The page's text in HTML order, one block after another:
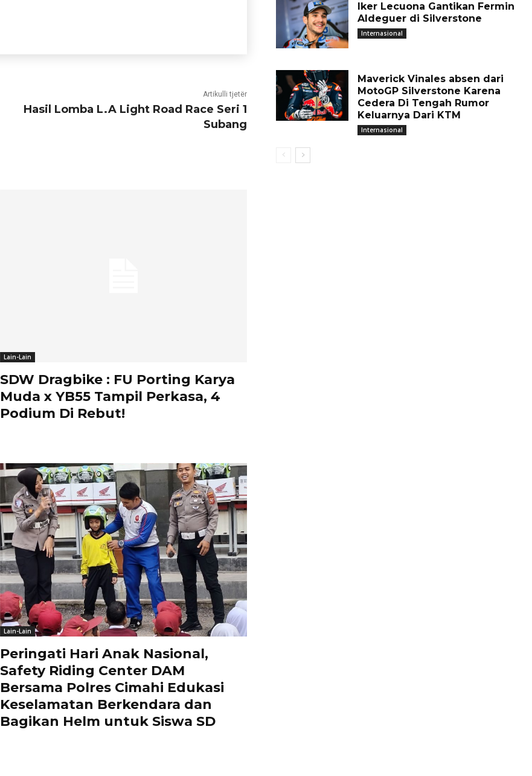
Artikulli tjetër
Hasil Lomba L.A Light Road Race Seri 1
Subang
Lain-Lain
SDW Dragbike : FU Porting Karya
Muda x YB55 Tampil Perkasa, 4
Podium Di Rebut!
Lain-Lain
Peringati Hari Anak Nasional,
Safety Riding Center DAM
Bersama Polres Cimahi Edukasi
Keselamatan Berkendara dan
Bagikan Helm untuk Siswa SD
Iker Lecuona Gantikan Fermin
Aldeguer di Silverstone
Internasional
Maverick Vinales absen dari
MotoGP Silverstone Karena
Cedera Di Tengah Rumor
Keluarnya Dari KTM
Internasional